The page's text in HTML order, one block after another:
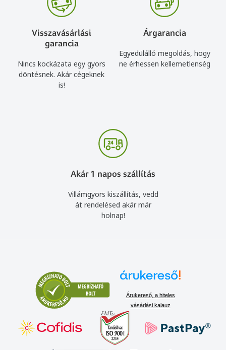
Visszavásárlási
garancia
Nincs kockázata egy gyors
döntésnek. Akár cégeknek
is!
Árgarancia
Egyedülálló megoldás, hogy
ne érhessen kellemetlenség
Akár 1 napos szállítás
Villámgyors kiszállítás, vedd
át rendelésed akár már
holnap!
Árukereső, a hiteles
vásárlási kalauz